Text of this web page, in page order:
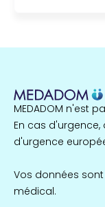
MEDADOM n'est
En cas d'urgence,
d'urgence
Vos données
médical.